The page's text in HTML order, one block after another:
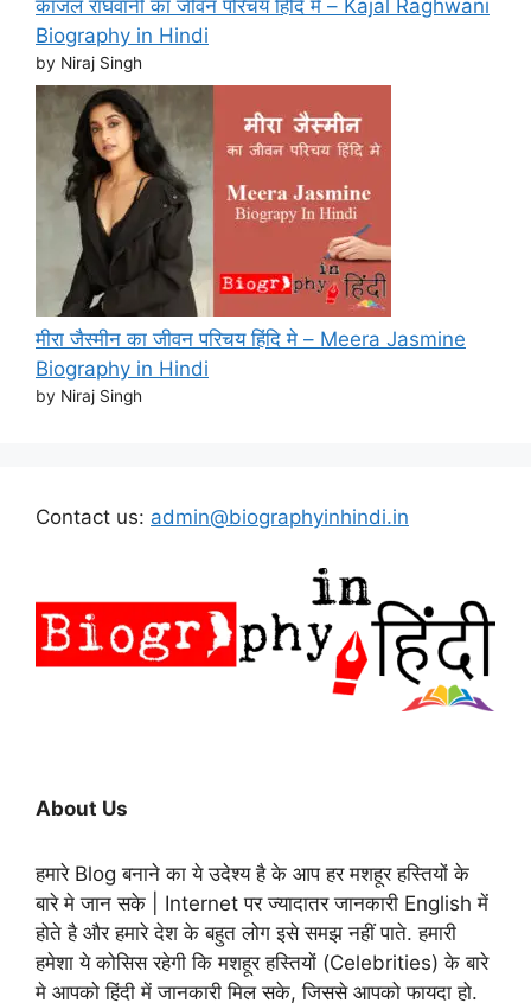
काजल राघवानी का जीवन परिचय हिंदि मे – Kajal Raghwani
Biography in Hindi
by Niraj Singh
मीरा जैस्मीन का जीवन परिचय हिंदि मे – Meera Jasmine
Biography in Hindi
by Niraj Singh
Contact us: admin@biographyinhindi.in
About Us
हमारे Blog बनाने का ये उदेश्य है के आप हर मशहूर हस्तियों के
बारे मे जान सके | Internet पर ज्यादातर जानकारी English में
होते है और हमारे देश के बहुत लोग इसे समझ नहीं पाते. हमारी
हमेशा ये कोसिस रहेगी कि मशहूर हस्तियों (Celebrities) के बारे
मे आपको हिंदी में जानकारी मिल सके, जिससे आपको फायदा हो.